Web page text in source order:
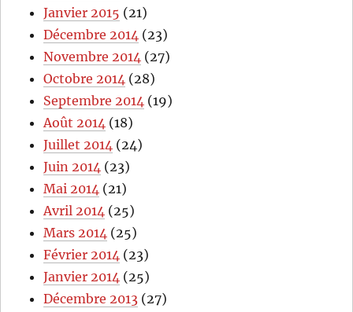
Janvier 2015 (21)
Décembre 2014 (23)
Novembre 2014 (27)
Octobre 2014 (28)
Septembre 2014 (19)
Août 2014 (18)
Juillet 2014 (24)
Juin 2014 (23)
Mai 2014 (21)
Avril 2014 (25)
Mars 2014 (25)
Février 2014 (23)
Janvier 2014 (25)
Décembre 2013 (27)